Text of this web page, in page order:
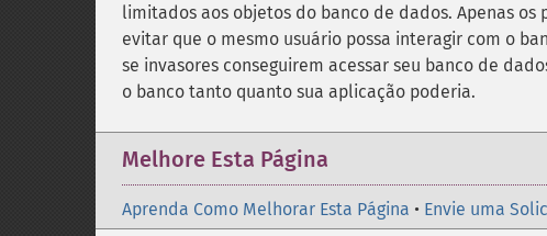
limitados aos objetos do banco de dados. Apenas
evitar que o mesmo usuário possa interagir com o
se invasores conseguirem acessar seu banco de
o banco tanto quanto sua aplicação poderia.
Melhore Esta Página
Aprenda Como Melhorar Esta Página • Envie uma